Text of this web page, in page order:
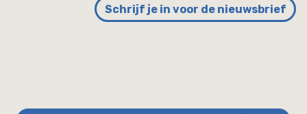
Schrijf je in voor de nieuwsbrief